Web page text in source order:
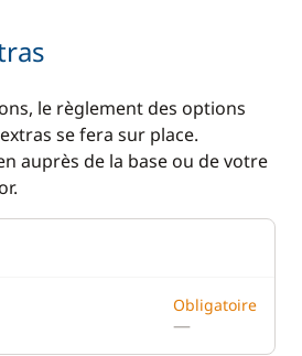
le règlement des options
se fera sur place.
auprès de la base ou de votre
Obligatoire
—